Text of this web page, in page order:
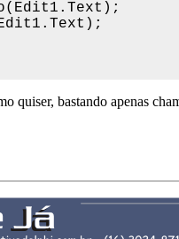
quiser, bastando apenas